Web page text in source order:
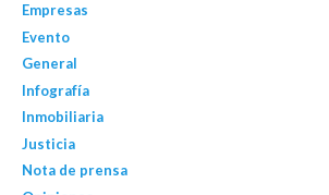
Empresas
Evento
General
Infografía
Inmobiliaria
Justicia
Nota de prensa